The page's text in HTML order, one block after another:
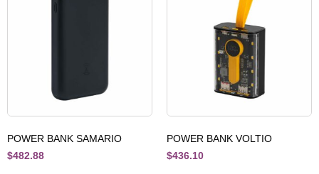
POWER BANK SAMARIO
$482.88
POWER BANK VOLTIO
$436.10